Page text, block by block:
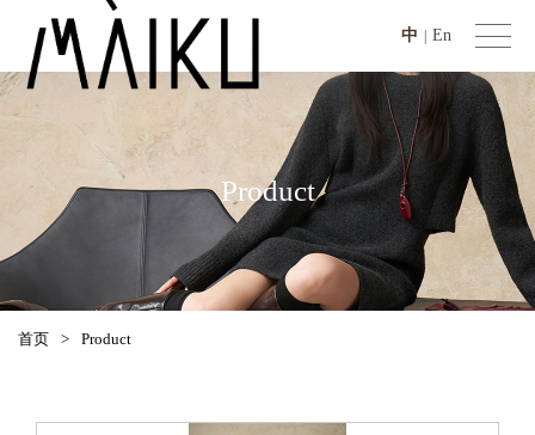
中 | En
Product
首页 > Product